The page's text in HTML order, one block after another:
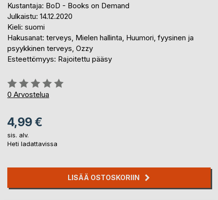
Kustantaja: BoD - Books on Demand
Julkaistu: 14.12.2020
Kieli: suomi
Hakusanat: terveys, Mielen hallinta, Huumori, fyysinen ja
psyykkinen terveys, Ozzy
Esteettömyys: Rajoitettu pääsy
Arvostelu::
0%
0 Arvostelua
4,99 €
sis. alv.
Heti ladattavissa
LISÄÄ OSTOSKORIIN